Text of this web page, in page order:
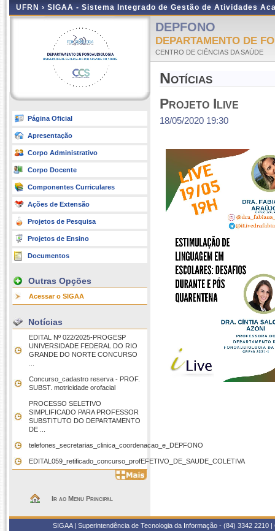
UFRN › SIGAA - Sistema Integrado de Gestão de Atividades
Página Oficial
Apresentação
Corpo Administrativo
Corpo Docente
Componentes Curriculares
Ações de Extensão
Projetos de Pesquisa
Projetos de Ensino
Documentos
Outras Opções
Acessar o SIGAA
Notícias
EDITAL Nº 022/2025-PROGESP
UNIVERSIDADE FEDERAL DO RIO
GRANDE DO NORTE CONCURSO
Concurso_cadastro reserva - PROF.
SUBST. motricidade orofacial
PROCESSO SELETIVO
SIMPLIFICADO PARA PROFESSOR
SUBSTITUTO DO DEPARTAMENTO
DE ...
telefones_secretarias_clinica_coordenacao_e_DEPFONO
EDITAL059_retificado_concurso_profEFETIVO_DE_SAUDE_COLETIVA
Ir ao Menu Principal
DEPFONO
DEPARTAMENTO DE
CENTRO DE CIÊNCIAS DA SAÚDE
Notícias
Projeto Ilive
18/05/2020 19:30
SIGAA | Superintendência de Tecnologia da Informação - (84) 3342